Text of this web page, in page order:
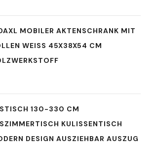
MOBILER AKTENSCHRANK MIT
WEISS 45X38X54 CM H
130-330 CM
KULISSENTISCH
DESIGN AUSZIEHBAR AUSZUG